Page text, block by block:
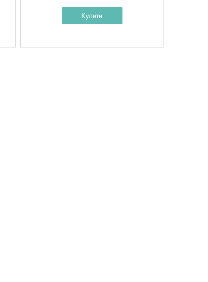
Купити